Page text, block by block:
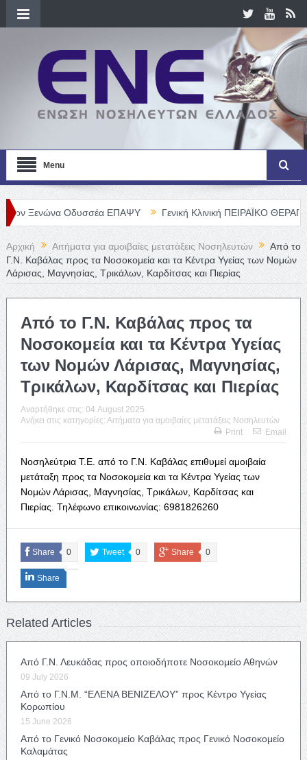
Menu
Οδυσσέα ΕΠΑΨΥ Γενική Κλινική ΠΕΙΡΑΪΚΟ ΘΕΡΑΠΕΥΤΗΡΙΟ
Αρχική Αιτήματα για αμοιβαίες μετατάξεις Νοσηλευτών
Από το
Γ.Ν. Καβάλας προς τα Νοσοκομεία και τα Κέντρα Υγείας των Νομών
Λάρισας, Μαγνησίας, Τρικάλων, Καρδίτσας και Πιερίας
Από το Γ.Ν. Καβάλας προς τα
Νοσοκομεία και τα Κέντρα Υγείας
των Νομών Λάρισας, Μαγνησίας,
Τρικάλων, Καρδίτσας και Πιερίας
Αναρτήθηκε στις: 04 August 2025
Ανήκει στις κατηγορίες: Αιτήματα για αμοιβαίες μετατάξεις Νοσηλευτών
Print
Email
Νοσηλεύτρια Τ.Ε. από το Γ.Ν. Καβάλας επιθυμεί αμοιβαία
μετάταξη προς τα Νοσοκομεία και τα Κέντρα Υγείας των
Νομών Λάρισας, Μαγνησίας, Τρικάλων, Καρδίτσας και
Πιερίας. Τηλέφωνο επικοινωνίας: 6981826260
Share 0 Tweet 0 Share 0
Share
Related Articles
Από Γ.Ν. Λευκάδας προς οποιοδήποτε Νοσοκομείο Αθηνών
09 July 2026
Από το Γ.Ν.Μ. “ΕΛΕΝΑ ΒΕΝΙΖΕΛΟΥ” προς Κέντρο Υγείας
Κορωπίου
15 June 2026
Από το Γενικό Νοσοκομείο Καβάλας προς Γενικό Νοσοκομείο
Καλαμάτας